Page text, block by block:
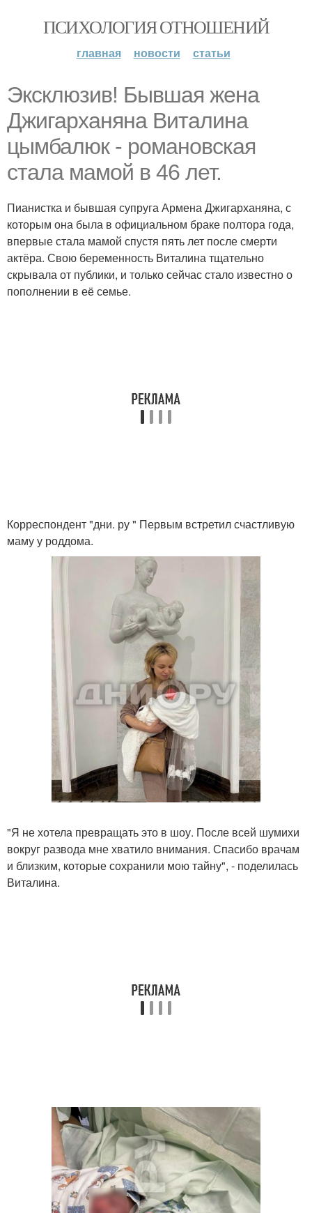
ПСИХОЛОГИЯ ОТНОШЕНИЙ
главная новости статьи
Эксклюзив! Бывшая жена
Джигарханяна Виталина
цымбалюк - романовская
стала мамой в 46 лет.
Пианистка и бывшая супруга Армена Джигарханяна, с
которым она была в официальном браке полтора года,
впервые стала мамой спустя пять лет после смерти
актёра. Свою беременность Виталина тщательно
скрывала от публики, и только сейчас стало известно о
пополнении в её семье.
Корреспондент "дни. ру " Первым встретил счастливую
маму у роддома.
"Я не хотела превращать это в шоу. После всей шумихи
вокруг развода мне хватило внимания. Спасибо врачам
и близким, которые сохранили мою тайну", - поделилась
Виталина.